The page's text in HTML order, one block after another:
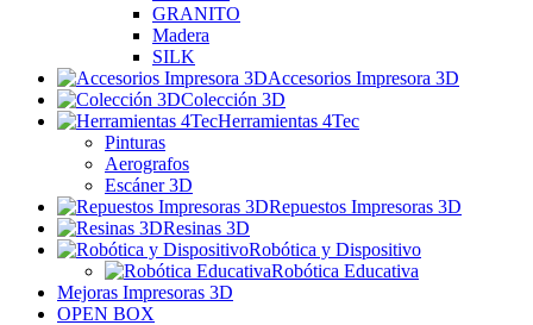
GRANITO
Madera
SILK
Accesorios Impresora 3D
Colección 3D
Herramientas 4Tec
Pinturas
Aerografos
Escáner 3D
Repuestos Impresoras 3D
Resinas 3D
Robótica y Dispositivo
Robótica Educativa
Mejoras Impresoras 3D
OPEN BOX